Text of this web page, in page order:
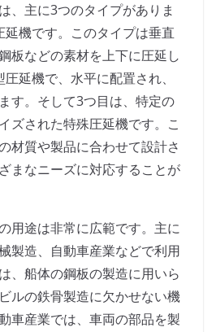
、主に3つのタイプがありま
機です。このタイプは垂直
板などの素材を上下に圧延し
延機で、水平に配置され、
す。そして3つ目は、特定の
ズされた特殊圧延機です。こ
材質や製品に合わせて設計さ
まなニーズに対応することが
用途は非常に広範です。主に
製造、自動車産業などで利用
、船体の鋼板の製造に用いら
ルの鉄骨製造に欠かせない機
車産業では、車両の部品を製